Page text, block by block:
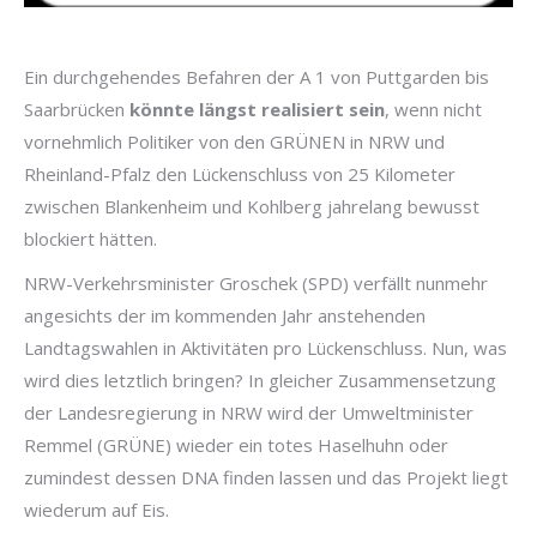
Ein durchgehendes Befahren der A 1 von Puttgarden bis
Saarbrücken könnte längst realisiert sein, wenn nicht
vornehmlich Politiker von den GRÜNEN in NRW und
Rheinland-Pfalz den Lückenschluss von 25 Kilometer
zwischen Blankenheim und Kohlberg jahrelang bewusst
blockiert hätten.
NRW-Verkehrsminister Groschek (SPD) verfällt nunmehr
angesichts der im kommenden Jahr anstehenden
Landtagswahlen in Aktivitäten pro Lückenschluss. Nun, was
wird dies letztlich bringen? In gleicher Zusammensetzung
der Landesregierung in NRW wird der Umweltminister
Remmel (GRÜNE) wieder ein totes Haselhuhn oder
zumindest dessen DNA finden lassen und das Projekt liegt
wiederum auf Eis.